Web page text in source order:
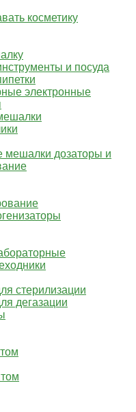
косметику
и посуда
электронные
мешалки дозаторы и
стерилизации
дегазации